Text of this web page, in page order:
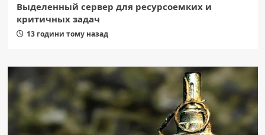
Выделенный сервер для ресурсоемких и
критичных задач
13 години тому назад